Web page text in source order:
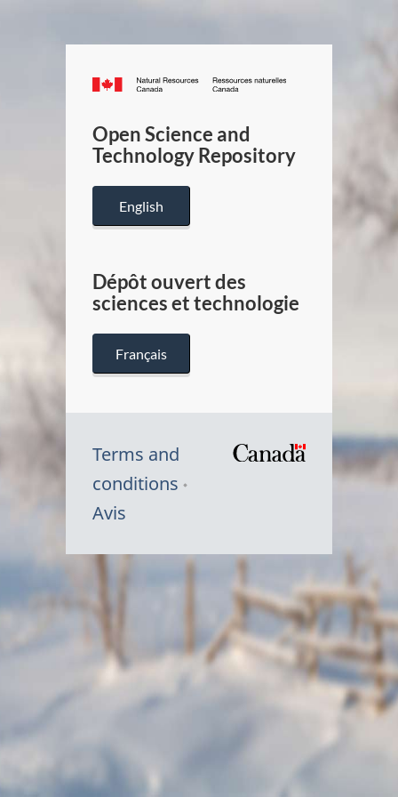
Canada.ca
/
Canada
Open Science and
Technology Repository
English
Dépôt ouvert des
sciences et technologie
Français
Terms and
conditions
Avis
Symbole
Canada